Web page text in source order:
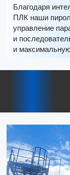
Благодаря
ПЛК наши
управление
и
и